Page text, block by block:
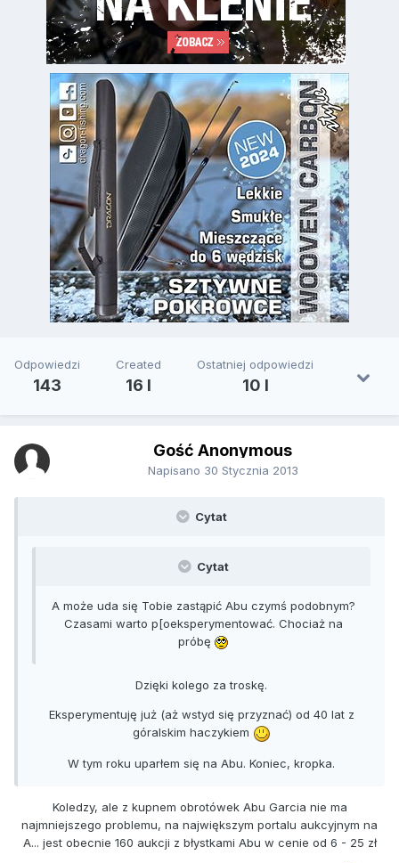
Odpowiedzi
143
Created
16 l
Ostatniej odpowiedzi
10 l
Gość Anonymous
Napisano 30 Stycznia 2013
Cytat
Cytat
A może uda się Tobie zastąpić Abu czymś podobnym?
Czasami warto p[oeksperymentować. Chociaż na
próbę
Dzięki kolego za troskę.
Eksperymentuję już (aż wstyd się przyznać) od 40 lat z
góralskim haczykiem
W tym roku uparłem się na Abu. Koniec, kropka.
Koledzy, ale z kupnem obrotówek Abu Garcia nie ma
najmniejszego problemu, na największym portalu aukcyjnym na
A... jest obecnie 160 aukcji z błystkami Abu w cenie od 6 - 25 zł